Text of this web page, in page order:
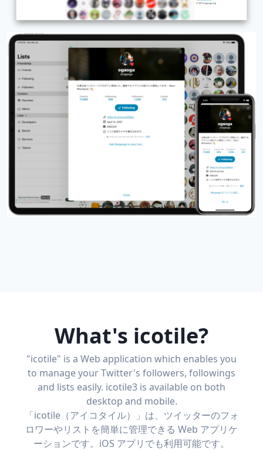
What's icotile?
"icotile" is a Web application which enables you
to manage your Twitter's followers, followings
and lists easily. icotile3 is available on both
desktop and mobile.
「icotile（アイコタイル）」は、ツイッターのフォ
ロワーやリストを簡単に管理できる Web アプリケ
ーションです。iOS アプリでも利用可能です。